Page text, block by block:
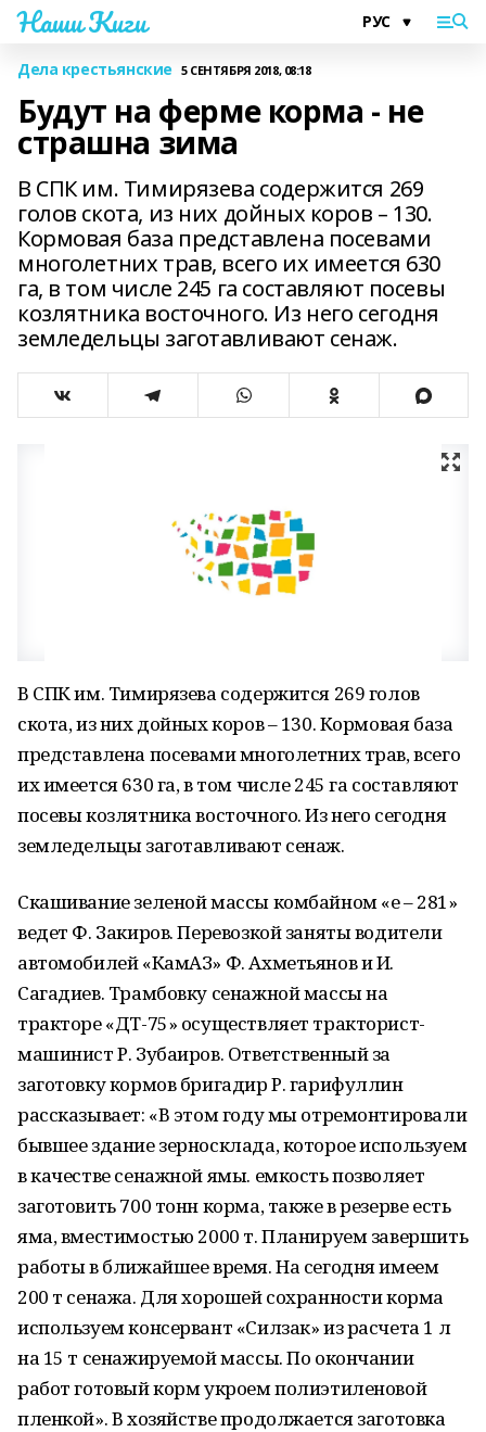
Наши Киги
Дела крестьянские 5 СЕНТЯБРЯ 2018, 08:18
Будут на ферме корма - не
страшна зима
В СПК им. Тимирязева содержится 269
голов скота, из них дойных коров – 130.
Кормовая база представлена посевами
многолетних трав, всего их имеется 630
га, в том числе 245 га составляют посевы
козлятника восточного. Из него сегодня
земледельцы заготавливают сенаж.
В СПК им. Тимирязева содержится 269 голов
скота, из них дойных коров – 130. Кормовая база
представлена посевами многолетних трав, всего
их имеется 630 га, в том числе 245 га составляют
посевы козлятника восточного. Из него сегодня
земледельцы заготавливают сенаж.
Скашивание зеленой массы комбайном «е – 281»
ведет Ф. Закиров. Перевозкой заняты водители
автомобилей «КамАЗ» Ф. Ахметьянов и И.
Сагадиев. Трамбовку сенажной массы на
тракторе «ДТ-75» осуществляет тракторист-
машинист Р. Зубаиров. Ответственный за
заготовку кормов бригадир Р. гарифуллин
рассказывает: «В этом году мы отремонтировали
бывшее здание зерносклада, которое используем
в качестве сенажной ямы. емкость позволяет
заготовить 700 тонн корма, также в резерве есть
яма, вместимостью 2000 т. Планируем завершить
работы в ближайшее время. На сегодня имеем
200 т сенажа. Для хорошей сохранности корма
используем консервант «Силзак» из расчета 1 л
на 15 т сенажируемой массы. По окончании
работ готовый корм укроем полиэтиленовой
пленкой». В хозяйстве продолжается заготовка